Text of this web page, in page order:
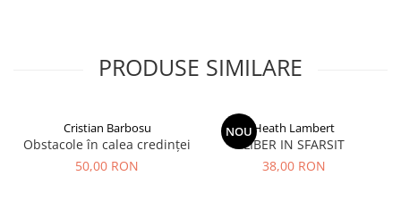
PRODUSE SIMILARE
Cristian Barbosu
Obstacole în calea credinței
50,00 RON
NOUHeath Lambert
LIBER IN SFARSIT
38,00 RON